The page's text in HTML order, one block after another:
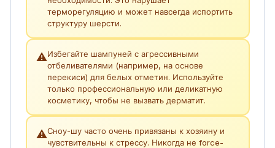
терморегуляцию и может навсегда испортить
структуру шерсти.
⚠️Избегайте шампуней с агрессивными
отбеливателями (например, на основе
перекиси) для белых отметин. Используйте
только профессиональную или деликатную
косметику, чтобы не вызвать дерматит.
⚠️Сноу-шу часто очень привязаны к хозяину и
чувствительны к стрессу. Никогда не force-